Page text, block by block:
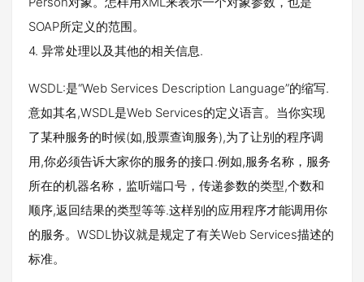
SOAP所定义的范围。
4. 异常处理以及其他的相关信息.
WSDL:是“Web Services Description Language”的缩写.
意如其名,WSDL是Web Services的定义语言。当你实现
了某种服务的时候(如,股票查询服务),为了让别的程序调
用,你必须告诉大家你的服务的接口.例如,服务名称，服务
所在的机器名称，监听端口号，传递参数的类型,个数和
顺序,返回结果的类型等等.这样别的应用程序才能调用你
的服务。WSDL协议就是规定了有关Web Services描述的
标准。